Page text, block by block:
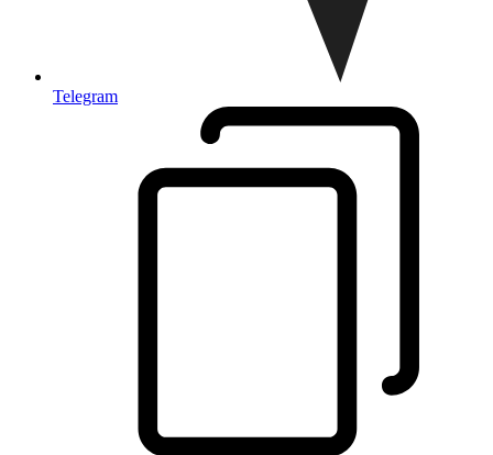
Telegram